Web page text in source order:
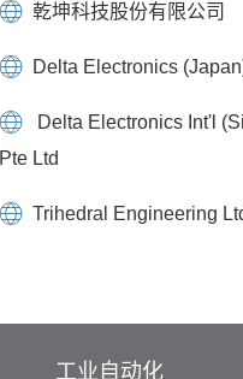
乾坤科技股份有限公司
Delta Electronics
Delta Electronics Int'l
Pte Ltd
Trihedral Engineering
工业自动化